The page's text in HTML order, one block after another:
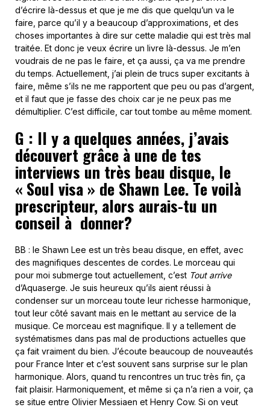
d’écrire là-dessus et que je me dis que quelqu’un va le
faire, parce qu’il y a beaucoup d’approximations, et des
choses importantes à dire sur cette maladie qui est très mal
traitée. Et donc je veux écrire un livre là-dessus. Je m’en
voudrais de ne pas le faire, et ça aussi, ça va me prendre
du temps. Actuellement, j’ai plein de trucs super excitants à
faire, même s’ils ne me rapportent que peu ou pas d’argent,
et il faut que je fasse des choix car je ne peux pas me
démultiplier. C’est difficile, car tout tombe au même moment.
G : Il y a quelques années, j’avais
découvert grâce à une de tes
interviews un très beau disque, le
« Soul visa » de Shawn Lee. Te voilà
prescripteur, alors aurais-tu un
conseil à donner?
BB : le Shawn Lee est un très beau disque, en effet, avec
des magnifiques descentes de cordes. Le morceau qui
pour moi submerge tout actuellement, c’est Tout arrive
d’Aquaserge. Je suis heureux qu’ils aient réussi à
condenser sur un morceau toute leur richesse harmonique,
tout leur côté savant mais en le mettant au service de la
musique. Ce morceau est magnifique. Il y a tellement de
systématismes dans pas mal de productions actuelles que
ça fait vraiment du bien. J’écoute beaucoup de nouveautés
pour France Inter et c’est souvent sans surprise sur le plan
harmonique. Alors, quand tu rencontres un truc très fin, ça
fait plaisir. Harmoniquement, et même si ça n’a rien a voir, ça
se situe entre Olivier Messiaen et Henry Cow. Si on veut